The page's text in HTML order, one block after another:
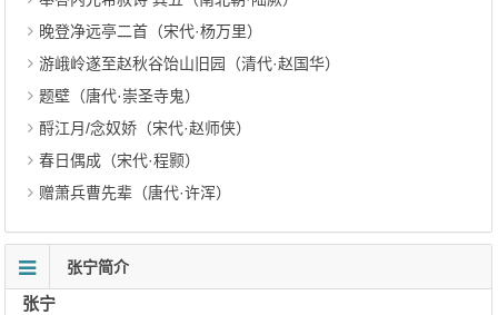
晚登净远亭二首（宋代·杨万里）
游峨岭遂至赵秋谷饴山旧园（清代·赵国华）
题壁（唐代·崇圣寺鬼）
酹江月/念奴娇（宋代·赵师侠）
春日偶成（宋代·程颢）
赠萧兵曹先辈（唐代·许浑）
张宁简介
张宁